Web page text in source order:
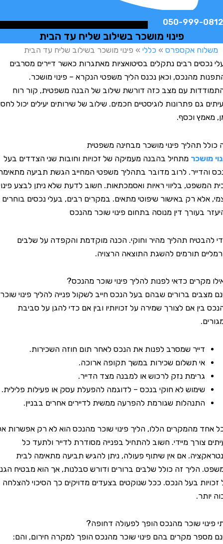
050-999-
פינוי מושכר בשילוב שליח עד הבית
אקספרס»כללי»פינוי מושכר בשילוב שליח עד הבית
רבים נתקלים בסיטואציות מאתגרות כאשר דיירים מסרבים
מהנכס, וכאן נכנס הליך משפטי הנקרא – פינוי מושכר.
עם מצב כזה דורשת שילוב של הבנה משפטית, קור רוח
גם פתרונות לוגיסטיים חכמים. שילוב של שירותים יעילים יכול לחסוך
וכסף.
תהליך פינוי מושכר מבחינה משפטית
מתחיל בהבנה מעמיקה של זכויות וחובות שני הצדדים בעל
לרוב מדובר בתהליך משפטי המחייב הגשת תביעה מתאימה
בליווי ראיות ואסמכתאות. חשוב לדעת שלא ניתן לבצע פינוי
רק באישור שיפוטי מתאים. במקרים רבים, בעלי נכסים בוחרים
דין מנוסה בתחום פינוי שוכר מהנכס
תהליך מהיר וחוקי. הכנה מוקדמת והקפדה על שלבים
תורמים להשגת התוצאה הרצויה.
כדאי לפנות להליך פינוי שוכר מהנכס?
ברורים שבהם בעל הנכס חייב לשקול פנייה להליך פינוי שוכר
אם לצורך שמירה על זכויותיו ובין אם כדי להגן על סביבת
דייר שמסרב לפנות את הנכס לאחר תום חוזה השכירות.
אי תשלום שכירות במשך תקופה ארוכה.
גרימת נזק לרכוש או למבנה מצד הדייר.
שימוש לא חוקי בנכס – לדוגמה להפעלת עסק או פעילות פלילית.
התנהלות שגורמת להפרעה ממשית לדיירים אחרים בבניין.
מהמקרים הללו, הליך פינוי שוכר מהנכס הוא לא רק אפשרות אלא
מיידי. חשוב להתחיל בפנייה מסודרת לדייר ולתעד כל
אם אין שיתוף פעולה, ניתן להגיש תביעה מתאימה לבית
זה כולל שלבים ברורים ודורש סבלנות, אך הוא מבטיח הגנה
בעל הנכס. ככל שנוקטים בצעדים מדויקים כך הסיכוי להצלחה
שוכר מהנכס הופך לפעולה דחופה?
מקרים בהם פינוי שוכר מהנכס הופך למקרה חירום, והם: